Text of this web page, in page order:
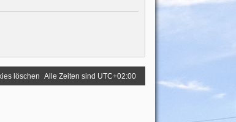
Alle Zeiten sind UTC+02:00
löschen